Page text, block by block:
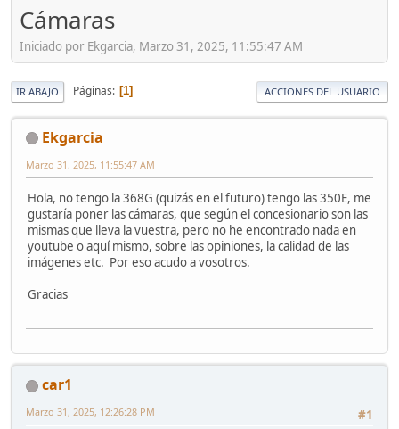
Cámaras
Iniciado por Ekgarcia, Marzo 31, 2025, 11:55:47 AM
IR ABAJO Páginas 1 ACCIONES DEL USUARIO
Ekgarcia
Marzo 31, 2025, 11:55:47 AM
Hola, no tengo la 368G (quizás en el futuro) tengo las 350E, me
gustaría poner las cámaras, que según el concesionario son las
mismas que lleva la vuestra, pero no he encontrado nada en
youtube o aquí mismo, sobre las opiniones, la calidad de las
imágenes etc. Por eso acudo a vosotros.
Gracias
car1
#1
Marzo 31, 2025, 12:26:28 PM